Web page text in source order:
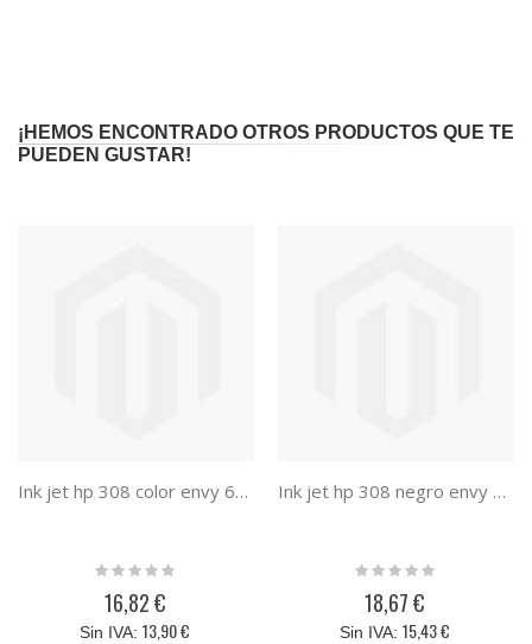
¡HEMOS ENCONTRADO OTROS PRODUCTOS QUE TE
PUEDEN GUSTAR!
Ink jet hp 308 color envy 6110/6120/6130/6520/6530 120 paginas
Rating:
16,82 €
13,90 €
Ink jet hp 308 negro envy 6110/6120/6130/6520/6530 160 paginas
Rating:
18,67 €
15,43 €